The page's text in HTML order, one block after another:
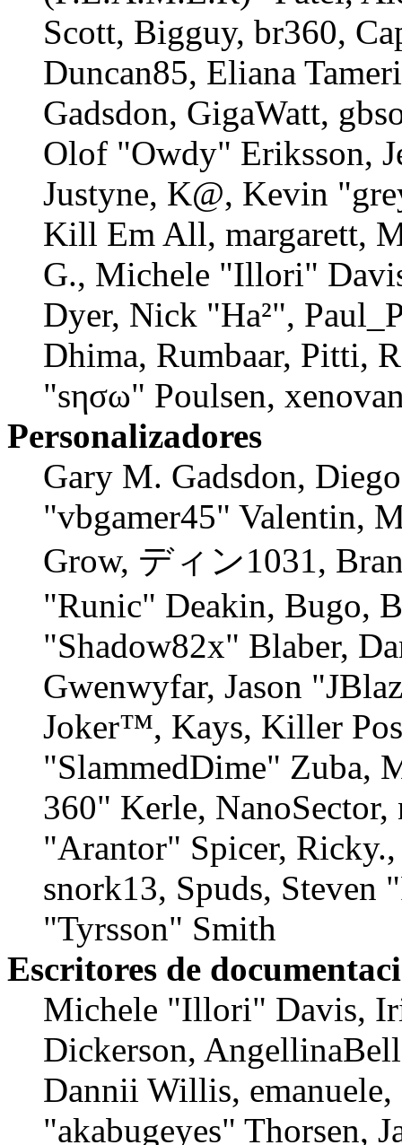
Scott, Bigguy, br360,
Duncan85, Eliana
Gadsdon, GigaWatt,
Olof "Owdy" Eriksson,
Justyne, K@, Kevin
Kill Em All, margarett,
G., Michele "Illori"
Dyer, Nick "Ha²",
Dhima, Rumbaar, Pitti,
"sησω" Poulsen,
Personalizadores
Gary M. Gadsdon,
"vbgamer45" Valentin,
Grow, ディン1031,
"Runic" Deakin, Bugo,
"Shadow82x" Blaber,
Gwenwyfar, Jason
Joker™, Kays, Killer
"SlammedDime" Zuba,
360" Kerle,
"Arantor" Spicer,
snork13, Spuds, Steven
"Tyrsson" Smith
Escritores de
Michele "Illori" Davis,
Dickerson,
Dannii Willis, emanuele,
"akabugeyes" Thorsen,